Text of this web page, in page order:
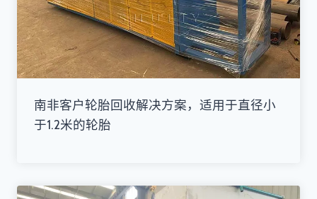
南非客户轮胎回收解决方案，适用于直径小
于1.2米的轮胎